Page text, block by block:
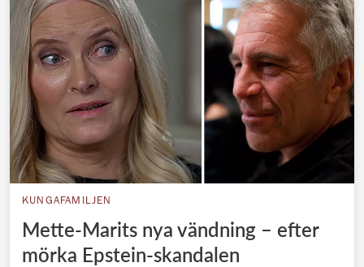
KUNGAFAMILJEN
Mette-Marits nya vändning – efter
mörka Epstein-skandalen